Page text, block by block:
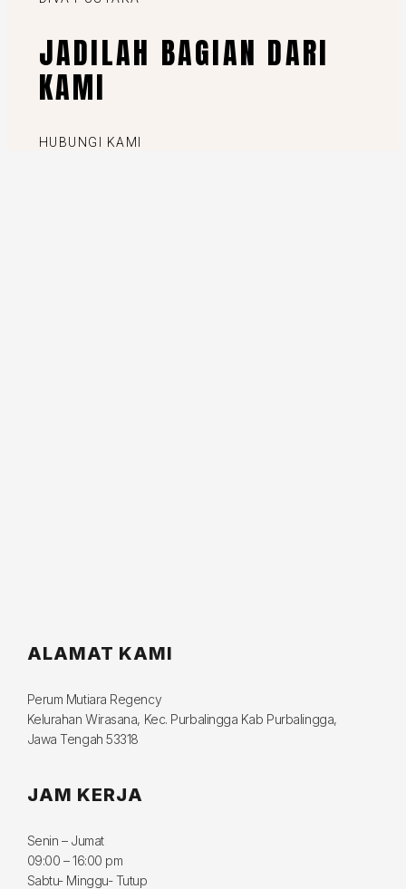
JADILAH BAGIAN DARI
KAMI
HUBUNGI KAMI
ALAMAT KAMI
Perum Mutiara Regency
Kelurahan Wirasana, Kec. Purbalingga Kab Purbalingga,
Jawa Tengah 53318
JAM KERJA
Senin – Jumat
09:00 – 16:00 pm
Sabtu- Minggu- Tutup